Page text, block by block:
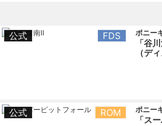
公式 FDS ポニー
「谷
（デ
公式 ROM ポニー
「ス